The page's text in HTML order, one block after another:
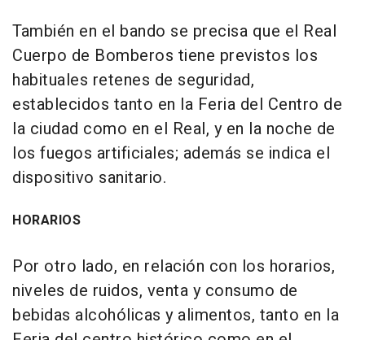
También en el bando se precisa que el Real
Cuerpo de Bomberos tiene previstos los
habituales retenes de seguridad,
establecidos tanto en la Feria del Centro de
la ciudad como en el Real, y en la noche de
los fuegos artificiales; además se indica el
dispositivo sanitario.
HORARIOS
Por otro lado, en relación con los horarios,
niveles de ruidos, venta y consumo de
bebidas alcohólicas y alimentos, tanto en la